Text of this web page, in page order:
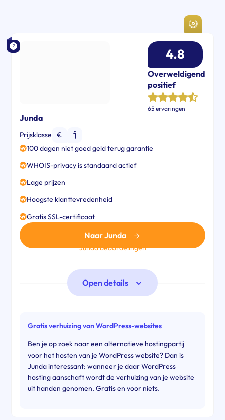
7
Junda
Prijsklasse
€
100 dagen niet goed geld terug garantie
WHOIS-privacy is standaard actief
Lage prijzen
Hoogste klanttevredenheid
Gratis SSL-certificaat
Overweldigend
positief
65 ervaringen
4.8
Naar Junda
Junda beoordelingen
Open details
Gratis verhuizing van WordPress-websites
Ben je op zoek naar een alternatieve hostingpartij
voor het hosten van je WordPress website? Dan is
Junda interessant: wanneer je daar WordPress
hosting aanschaft wordt de verhuizing van je website
uit handen genomen. Gratis en voor niets.